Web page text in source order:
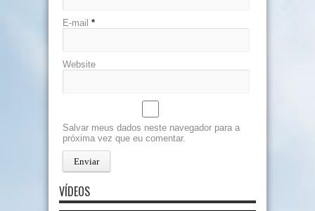
E-mail *
Website
Salvar meus dados neste navegador para a
próxima vez que eu comentar.
VÍDEOS